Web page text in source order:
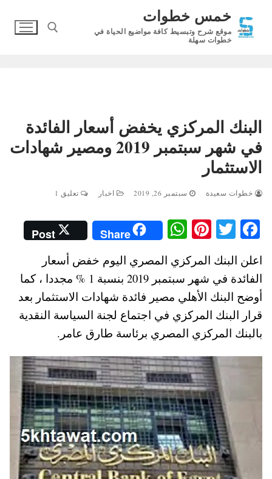
المحتوى
خمس خطوات
موقع شرح وتبسيط كافة مواضيع الحياة في
خطوات سهلة
البنك المركزي يخفض أسعار الفائدة
في شهر سبتمبر 2019 ومصير شهادات
الاستثمار
خطوات سعيدة سبتمبر 26, 2019 اخبار تعليق 1
Fa
ce
bo
ok
T
wi
tte
r
Pi
nt
er
es
t
W
ha
ts
A
pp
Share
Post
اعلن البنك المركزي المصري اليوم خفض أسعار
الفائدة في شهر سبتمبر 2019 بنسبة 1 % مجددا ، كما
أوضح البنك الأهلي مصير فائدة شهادات الاستثمار بعد
قرار البنك المركزي في اجتماع لجنة السياسة النقدية
بالبنك المركزي المصري برئاسة طارق عامر.